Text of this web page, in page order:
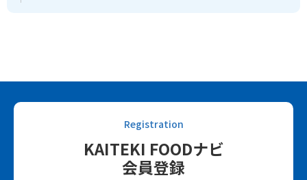
Registration
KAITEKI FOODナビ
会員登録